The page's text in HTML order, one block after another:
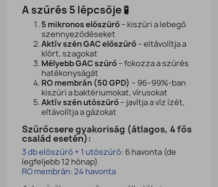
A szűrés 5 lépcsője 🧪
5 mikronos előszűrő– kiszűri a lebegő
szennyeződéseket
Aktív szén GAC előszűrő– eltávolítja a
klórt, szagokat
Mélyebb GAC szűrő– fokozza a szűrés
hatékonyságát
RO membrán (50 GPD) – 96–99%-ban
kiszűri a baktériumokat, vírusokat
Aktív szén utószűrő– javítja a víz ízét,
eltávolítja a gázokat
Szűrőcsere gyakoriság (átlagos, 4 fős
család esetén):
3 db előszűrő + 1 utószűrő: 6 havonta (de
legfeljebb 12 hónap)
RO membrán: 24 havonta